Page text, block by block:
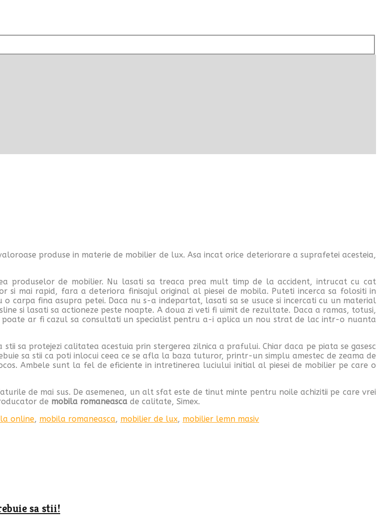
produse in materie de mobilier de lux. Asa incat orice deteriorare a suprafetei acesteia,
produselor de mobilier. Nu lasati sa treaca prea mult timp de la accident, intrucat cu cat
si mai rapid, fara a deteriora finisajul original al piesei de mobila. Puteti incerca sa folositi in
carpa fina asupra petei. Daca nu s-a indepartat, lasati sa se usuce si incercati cu un material
si lasati sa actioneze peste noapte. A doua zi veti fi uimit de rezultate. Daca a ramas, totusi,
ar fi cazul sa consultati un specialist pentru a-i aplica un nou strat de lac intr-o nuanta
stii sa protejezi calitatea acestuia prin stergerea zilnica a prafului. Chiar daca pe piata se gasesc
sa stii ca poti inlocui ceea ce se afla la baza tuturor, printr-un simplu amestec de zeama de
Ambele sunt la fel de eficiente in intretinerea luciului initial al piesei de mobilier pe care o
de mai sus. De asemenea, un alt sfat este de tinut minte pentru noile achizitii pe care vrei
de mobila romaneasca de calitate, Simex.
online, mobila romaneasca, mobilier de lux, mobilier lemn masiv
sa stii!